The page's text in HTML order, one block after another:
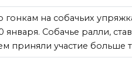
гонкам на собачьих
января. Собачье ралли,
приняли участие больше